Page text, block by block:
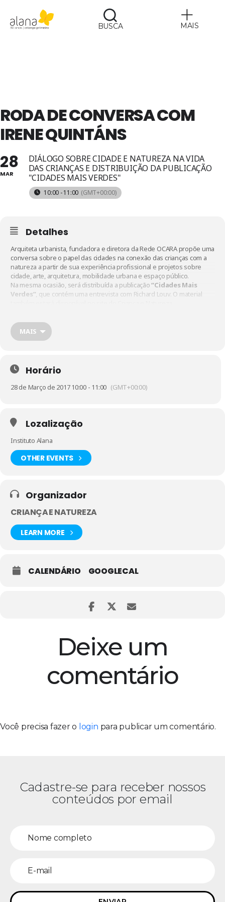
BUSCA MAIS
RODA DE CONVERSA COM
IRENE QUINTÁNS
28
MAR
DIÁLOGO SOBRE CIDADE E NATUREZA NA VIDA
DAS CRIANÇAS E DISTRIBUIÇÃO DA PUBLICAÇÃO
"CIDADES MAIS VERDES"
10:00 - 11:00 (GMT+00:00)
Detalhes
Arquiteta urbanista, fundadora e diretora daRede OCARApropõe uma
conversa sobre o papel das cidades na conexão das crianças com a
natureza a partir de sua experiência profissional e projetos sobre
cidade, arte, arquitetura, mobilidade urbana e espaço público.
Na mesma ocasião, será distribuída a publicação“Cidades Mais
Verdes”, que contém uma entrevista com Richard Louv. O material
MAIS
Horário
28 de Março de 2017 10:00 - 11:00 (GMT+00:00)
Lozalização
Instituto Alana
OTHER EVENTS
Organizador
CRIANÇA E NATUREZA
LEARN MORE
CALENDÁRIO GOOGLECAL
Deixe um
comentário
Você precisa fazer o login para publicar um comentário.
Cadastre-se para receber nossos
conteúdos por email